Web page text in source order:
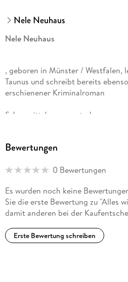
Nele Neuhaus
Nele Neuhaus
, geboren in Münster / Westfalen,
Taunus und schreibt bereits
erschienener Kriminalroman
Schneewittchen muss sterben
erfolgreichste Krimiautorin
Unterhaltungsliteratur. Ihre Bücher
Neuhaus zur
Bewertungen
0 Bewertungen
Es wurden noch keine
Sie die erste Bewertung zu "Alles
damit anderen bei der
Erste Bewertung schreiben